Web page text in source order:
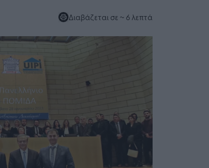
Διαβάζεται σε ~ 6 λεπτά